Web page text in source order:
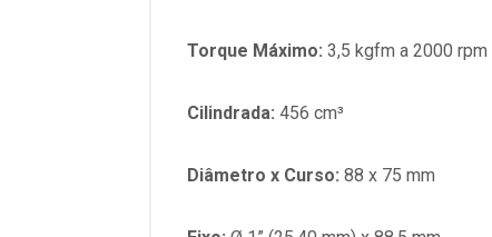
Torque Máximo: 3,5 kgfm a 2000 rpm
Cilindrada: 456 cm³
Diâmetro x Curso: 88 x 75 mm